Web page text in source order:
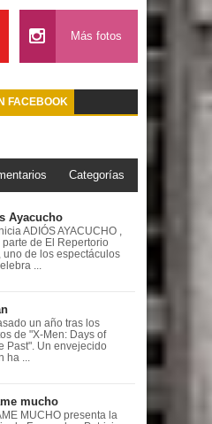
Más fotos
FACEBOOK
Categorías
Ayacucho
ADIÓS AYACUCHO ,
parte de El Repertorio
uno de los espectáculos
...
un año tras los
de "X-Men: Days of
Past". Un envejecido
ha ...
mucho
MUCHO presenta la